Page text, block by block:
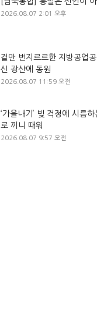
2026.08.07 2:01 오후
겉만 번지르르한 지방공업
신 광산에 동원
2026.08.07 11:59 오전
‘가을내기’ 빚 걱정에 시름
로 끼니 때워
2026.08.07 9:57 오전